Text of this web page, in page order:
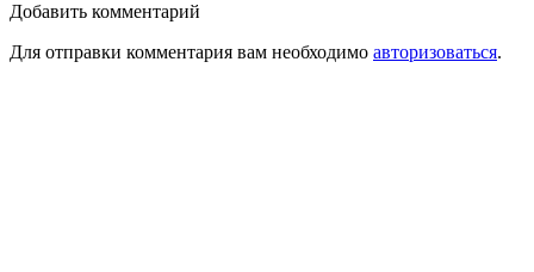
Добавить комментарий
Для отправки комментария вам необходимо авторизоваться.